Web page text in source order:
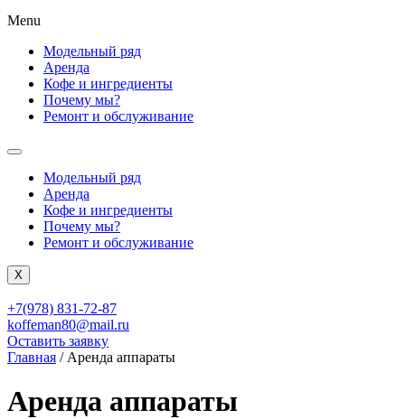
Menu
Модельный ряд
Аренда
Кофе и ингредиенты
Почему мы?
Ремонт и обслуживание
Модельный ряд
Аренда
Кофе и ингредиенты
Почему мы?
Ремонт и обслуживание
X
+7(978) 831-72-87
koffeman80@mail.ru
Оставить заявку
Главная / Аренда аппараты
Аренда аппараты